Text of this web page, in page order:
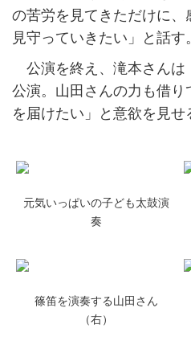
の苦労を見てきただけに、
見守っていきたい」と話す。
公演を終え、滝本さんは
公演。山田さんの力も借
を届けたい」と意欲を見せ
元気いっぱいの子ども太鼓演
奏
篠笛を演奏する山田さん
（右）